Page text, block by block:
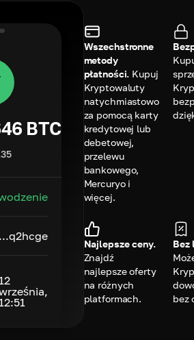
BTC
Wszechstronne
metody
płatności. Kupuj
Kryptowaluty
natychmiastowo
za pomocą karty
kredytowej lub
debetowej,
przelewu
bankowego,
Mercuryo i
więcej.
Najlepsze ceny.
Znajdź
najlepsze oferty
na różnych
platformach.
Bez
bez